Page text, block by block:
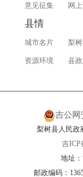
意见征集 网
县情
城市名片 梨
资源环境 县
吉公网
梨树县人民政
吉ICP
地址
邮政编码：